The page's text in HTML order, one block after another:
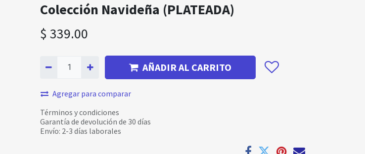
Colección Navideña (PLATEADA)
$ 339.00
AÑADIR AL CARRITO
Agregar para comparar
Términos y condiciones
Garantía de devolución de 30 días
Envío: 2-3 días laborales